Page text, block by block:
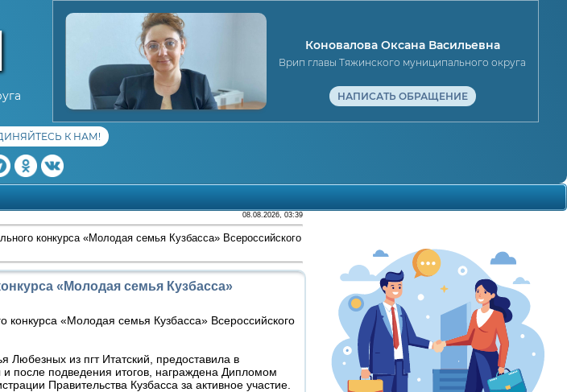
Коновалова Оксана Васильевна
Врип главы Тяжинского муниципального округа
НАПИСАТЬ ОБРАЩЕНИЕ
К НАМ!
08.08.2026, 03:39
конкурса «Молодая семья Кузбасса» Всероссийского
«Молодая семья Кузбасса»
конкурса «Молодая семья Кузбасса» Всероссийского
Любезных из пгт Итатский, предоставила в
и после подведения итогов, награждена Дипломом
Правительства Кузбасса за активное участие.